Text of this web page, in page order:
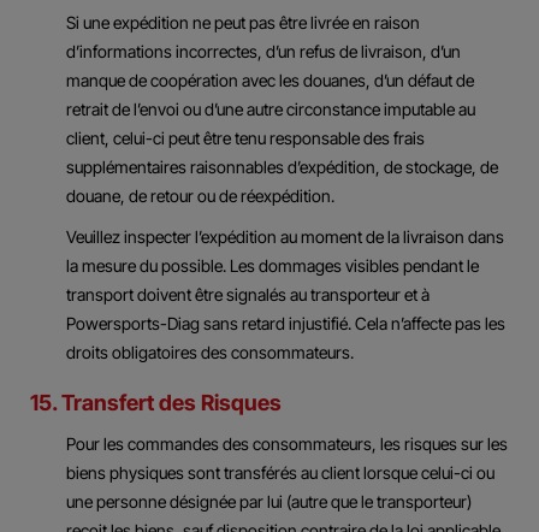
Si une expédition ne peut pas être livrée en raison
d’informations incorrectes, d’un refus de livraison, d’un
manque de coopération avec les douanes, d’un défaut de
retrait de l’envoi ou d’une autre circonstance imputable au
client, celui-ci peut être tenu responsable des frais
supplémentaires raisonnables d’expédition, de stockage, de
douane, de retour ou de réexpédition.
Veuillez inspecter l’expédition au moment de la livraison dans
la mesure du possible. Les dommages visibles pendant le
transport doivent être signalés au transporteur et à
Powersports-Diag sans retard injustifié. Cela n’affecte pas les
droits obligatoires des consommateurs.
15. Transfert des Risques
Pour les commandes des consommateurs, les risques sur les
biens physiques sont transférés au client lorsque celui-ci ou
une personne désignée par lui (autre que le transporteur)